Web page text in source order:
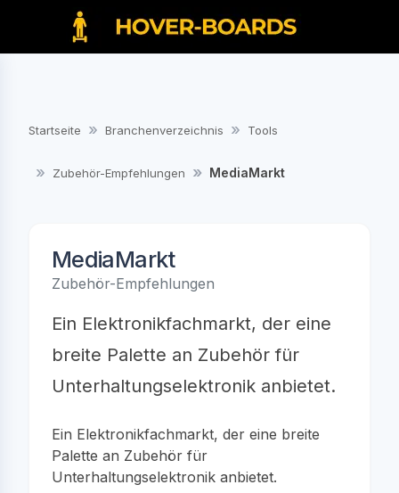
Startseite Branchenverzeichnis Tools
Zubehör-Empfehlungen MediaMarkt
MediaMarkt
Zubehör-Empfehlungen
Ein Elektronikfachmarkt, der eine
breite Palette an Zubehör für
Unterhaltungselektronik anbietet.
Ein Elektronikfachmarkt, der eine breite
Palette an Zubehör für
Unterhaltungselektronik anbietet.